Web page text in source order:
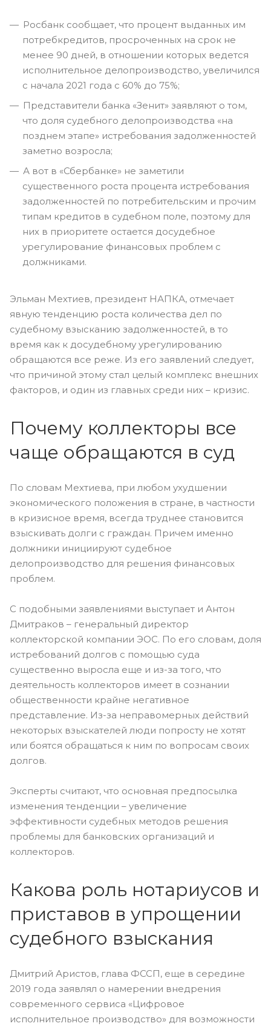
Росбанк сообщает, что процент выданных им
потребкредитов, просроченных на срок не
менее 90 дней, в отношении которых ведется
исполнительное делопроизводство, увеличился
с начала 2021 года с 60% до 75%;
Представители банка «Зенит» заявляют о том,
что доля судебного делопроизводства «на
позднем этапе» истребования задолженностей
заметно возросла;
А вот в «Сбербанке» не заметили
существенного роста процента истребования
задолженностей по потребительским и прочим
типам кредитов в судебном поле, поэтому для
них в приоритете остается досудебное
урегулирование финансовых проблем с
должниками.
Эльман Мехтиев, президент НАПКА, отмечает
явную тенденцию роста количества дел по
судебному взысканию задолженностей, в то
время как к досудебному урегулированию
обращаются все реже. Из его заявлений следует,
что причиной этому стал целый комплекс внешних
факторов, и один из главных среди них – кризис.
Почему коллекторы все
чаще обращаются в суд
По словам Мехтиева, при любом ухудшении
экономического положения в стране, в частности
в кризисное время, всегда труднее становится
взыскивать долги с граждан. Причем именно
должники инициируют судебное
делопроизводство для решения финансовых
проблем.
С подобными заявлениями выступает и Антон
Дмитраков – генеральный директор
коллекторской компании ЭОС. По его словам, доля
истребований долгов с помощью суда
существенно выросла еще и из-за того, что
деятельность коллекторов имеет в сознании
общественности крайне негативное
представление. Из-за неправомерных действий
некоторых взыскателей люди попросту не хотят
или боятся обращаться к ним по вопросам своих
долгов.
Эксперты считают, что основная предпосылка
изменения тенденции – увеличение
эффективности судебных методов решения
проблемы для банковских организаций и
коллекторов.
Какова роль нотариусов и
приставов в упрощении
судебного взыскания
Дмитрий Аристов, глава ФССП, еще в середине
2019 года заявлял о намерении внедрения
современного сервиса «Цифровое
исполнительное производство» для возможности